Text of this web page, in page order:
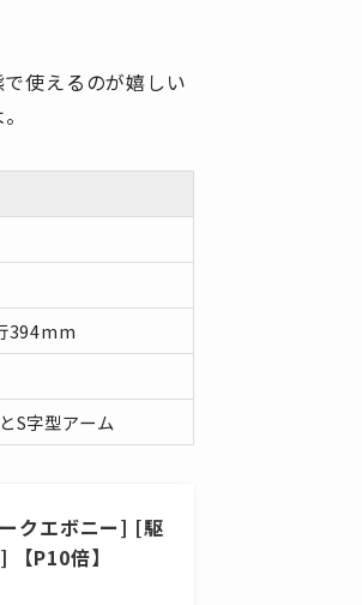
使えるのが嬉しい
394mm
S字型アーム
クエボニー] [駆
P10倍】